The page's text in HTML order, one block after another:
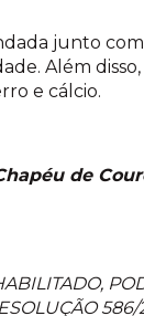
junto
Além
e cálcio.
de